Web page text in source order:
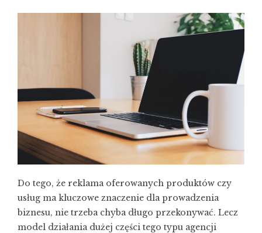
Do tego, że reklama oferowanych produktów czy
usług ma kluczowe znaczenie dla prowadzenia
biznesu, nie trzeba chyba długo przekonywać. Lecz
model działania dużej części tego typu agencji